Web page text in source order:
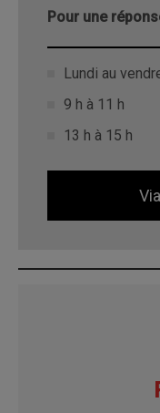
Pour une
Lundi au
9 h à 11 h
13 h à 15 h